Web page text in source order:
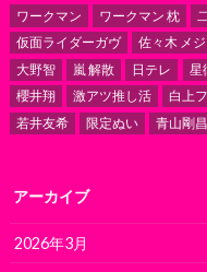
ワークマン
ワークマン 枕
仮面ライダーガヴ
佐々木 メ
大野智
嵐 解散 日テレ 星
櫻井翔
激アツ推し活 白上
若井友希
限定ぬい 青山剛昌
アーカイブ
2026年3月